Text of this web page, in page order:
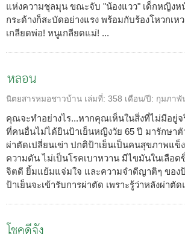
แห่งความชุลมุน ขณะจับ "น้องแวว" เด็กหญิงห
กระด้างก็สะบัดอย่างแรง พร้อมกับร้องโหวกเห
เกลียดพ่อ! หนูเกลียดแม่! ...
หลอน
นิตยสารหมอชาวบ้าน เล่มที่: 358 เดือน/ปี: กุมภาพั
คุณจะทำอย่างไร...หากคุณเห็นในสิ่งที่ไม่มีอยู่จ
ที่คนอื่นไม่ได้ยินป้าเย็นหญิงวัย 65 ปี มารักษาตั
ผ่าตัดเปลี่ยนเข่า ปกติป้าเย็นเป็นคนสุขภาพแข็
ความดัน ไม่เป็นโรคเบาหวาน มีไขมันในเลือ
จิตดี ยิ้มแย้มแจ่มใจ และความจำดีญาติๆ ของ
ป้าเย็นจะเข้ารับการผ่าตัด เพราะรู้ว่าหลังผ่าตัด